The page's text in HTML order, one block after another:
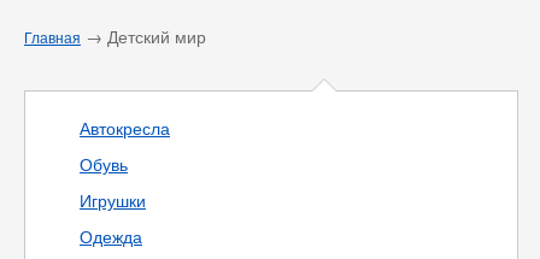
Главная → Детский мир
Автокресла
Обувь
Игрушки
Одежда